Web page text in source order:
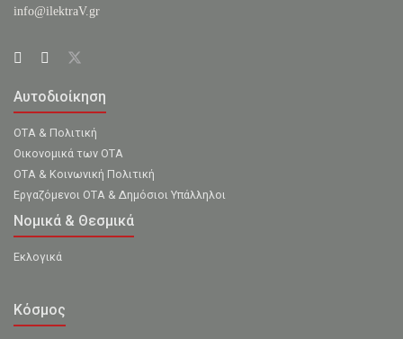
info@ilektraV.gr
Αυτοδιοίκηση
ΟΤΑ & Πολιτική
Οικονομικά των ΟΤΑ
ΟΤΑ & Κοινωνική Πολιτική
Εργαζόμενοι ΟΤΑ & Δημόσιοι Υπάλληλοι
Νομικά & Θεσμικά
Εκλογικά
Κόσμος